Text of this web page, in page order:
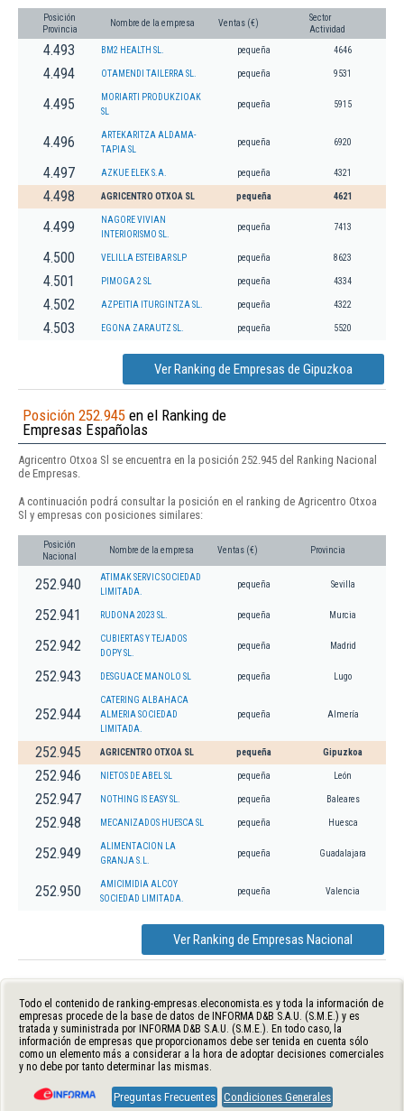
Posición
Provincia
Nombre de la empresa Ventas (€)
Sector
Actividad
4.493 BM2 HEALTH SL. pequeña 4646
4.494 OTAMENDI TAILERRA SL. pequeña 9531
4.495
MORIARTI PRODUKZIOAK
SL
pequeña 5915
4.496
ARTEKARITZA ALDAMA-
TAPIA SL
pequeña 6920
4.497 AZKUE ELEK S.A. pequeña 4321
4.498 AGRICENTRO OTXOA SL pequeña 4621
4.499
NAGORE VIVIAN
INTERIORISMO SL.
pequeña 7413
4.500 VELILLA ESTEIBAR SLP pequeña 8623
4.501 PIMOGA 2 SL pequeña 4334
4.502 AZPEITIA ITURGINTZA SL. pequeña 4322
4.503 EGONA ZARAUTZ SL. pequeña 5520
Ver Ranking de Empresas de Gipuzkoa
Posición 252.945 en el Ranking de
Empresas Españolas
Agricentro Otxoa Sl se encuentra en la posición 252.945 del Ranking Nacional
de Empresas.
A continuación podrá consultar la posición en el ranking de Agricentro Otxoa
Sl y empresas con posiciones similares:
Posición
Nacional
Nombre de la empresa Ventas (€) Provincia
252.940
ATIMAK SERVIC SOCIEDAD
LIMITADA.
pequeña Sevilla
252.941 RUDONA 2023 SL. pequeña Murcia
252.942
CUBIERTAS Y TEJADOS
DOPY SL.
pequeña Madrid
252.943 DESGUACE MANOLO SL pequeña Lugo
252.944
CATERING ALBAHACA
ALMERIA SOCIEDAD
LIMITADA.
pequeña Almería
252.945 AGRICENTRO OTXOA SL pequeña Gipuzkoa
252.946 NIETOS DE ABEL SL pequeña León
252.947 NOTHING IS EASY SL. pequeña Baleares
252.948 MECANIZADOS HUESCA SL pequeña Huesca
252.949
ALIMENTACION LA
GRANJA S.L.
pequeña Guadalajara
252.950
AMICIMIDIA ALCOY
SOCIEDAD LIMITADA.
pequeña Valencia
Ver Ranking de Empresas Nacional
Todo el contenido de ranking-empresas.eleconomista.es y toda la información de
empresas procede de la base de datos de INFORMA D&B S.A.U. (S.M.E.) y es
tratada y suministrada por INFORMA D&B S.A.U. (S.M.E.). En todo caso, la
información de empresas que proporcionamos debe ser tenida en cuenta sólo
como un elemento más a considerar a la hora de adoptar decisiones comerciales
y no debe por tanto determinar las mismas.
Preguntas Frecuentes Condiciones Generales